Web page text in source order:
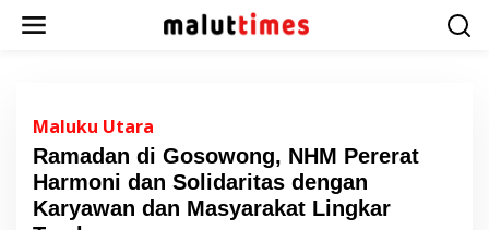
Maluku Utara
Ramadan di Gosowong, NHM Pererat
Harmoni dan Solidaritas dengan
Karyawan dan Masyarakat Lingkar